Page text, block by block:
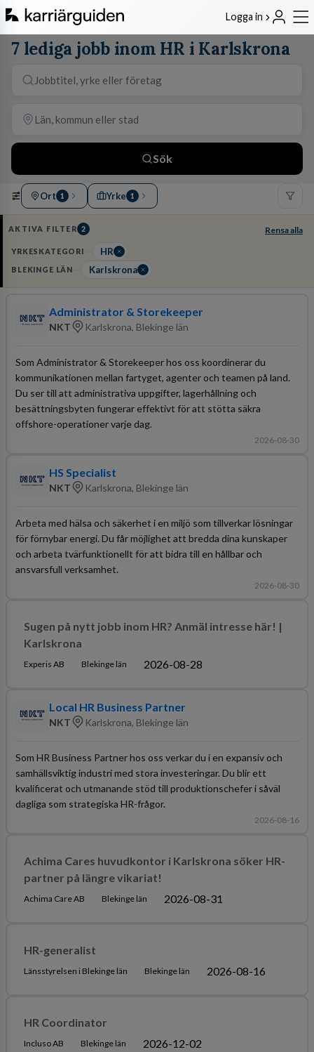
Logga in
7 lediga jobb inom HR i Karlskrona
Sök
Ort 1 Yrke 1
AKTIVA FILTER 2 Rensa alla
YRKESKATEGORI HR
BLEKINGE LÄN Karlskrona
Administrator & Storekeeper
NKT Karlskrona, Blekinge län
Som Administrator & Storekeeper hos oss koordinerar du
kommunikationen mellan fartyget, agenter och teamen på land.
Du ser till att administrativa uppgifter, lagerhållning och
besättningsbyten fungerar effektivt för att stötta säkra
offshore-operationer varje dag.
2026-08-30
HS Specialist
NKT Karlskrona, Blekinge län
Arbeta med hälsa och säkerhet i en miljö som tillverkar lösningar
för förnybar energi. Du får möjlighet att bredda dina kunskaper
och arbeta tvärfunktionellt för att bidra till en hållbar och
ansvarsfull verksamhet.
2026-08-30
Sugen på nytt jobb inom HR? Anmäl intresse här! |
Karlskrona
Experis AB Blekinge län 2026-08-28
Local HR Business Partner
NKT Karlskrona, Blekinge län
Som HR Business Partner hos oss verkar du i en expansiv och
samhällsviktig industri med stora investeringar. Du blir ett
kvalificerat och utmanande stöd till produktionschefer i såväl
dagliga som strategiska HR-frågor.
2026-08-16
Achima Cares huvudkontor i Karlskrona söker HR-
partner på längre vikariat!
Achima Care AB Blekinge län 2026-08-31
HR-generalist
Länsstyrelsen i Blekinge län Blekinge län 2026-08-16
HR Coordinator
Incluso AB Blekinge län 2026-12-02